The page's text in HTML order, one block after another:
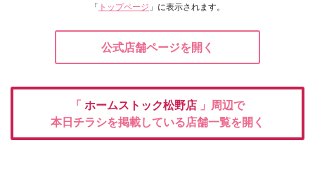
「 トップページ 」に表示されます。
公式店舗ページを開く
「 ホームストック松野店 」周辺で
本日チラシを掲載している店舗一覧を開く